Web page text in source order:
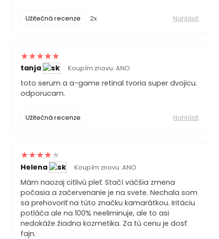
Užitečná recenze 2x Nahlásit
tanja Koupím znovu: ANO
toto serum a a-game retinal tvoria super dvojicu.
odporucam.
Užitečná recenze Nahlásit
Helena Koupím znovu: ANO
Mám naozaj citlivú pleť. Stačí väčšia zmena
počasia a začervenanie je na svete. Nechala som
sa prehovoriť na túto značku kamarátkou. Iritáciu
potláča ale na 100% neeliminuje, ale to asi
nedokáže žiadna kozmetika. Za tú cenu je dosť
fajn.